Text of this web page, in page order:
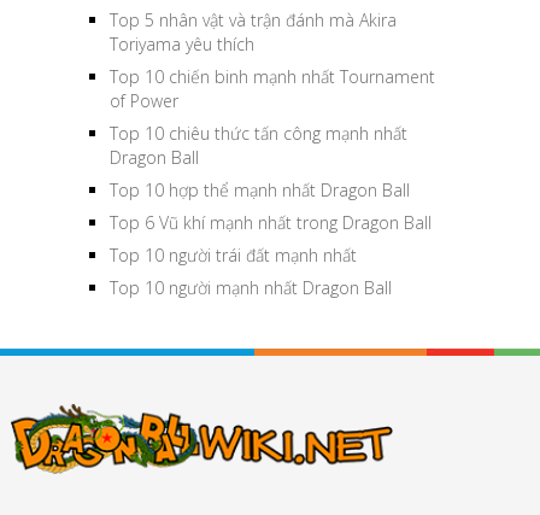
Top 5 nhân vật và trận đánh mà Akira
Toriyama yêu thích
Top 10 chiến binh mạnh nhất Tournament
of Power
Top 10 chiêu thức tấn công mạnh nhất
Dragon Ball
Top 10 hợp thể mạnh nhất Dragon Ball
Top 6 Vũ khí mạnh nhất trong Dragon Ball
Top 10 người trái đất mạnh nhất
Top 10 người mạnh nhất Dragon Ball